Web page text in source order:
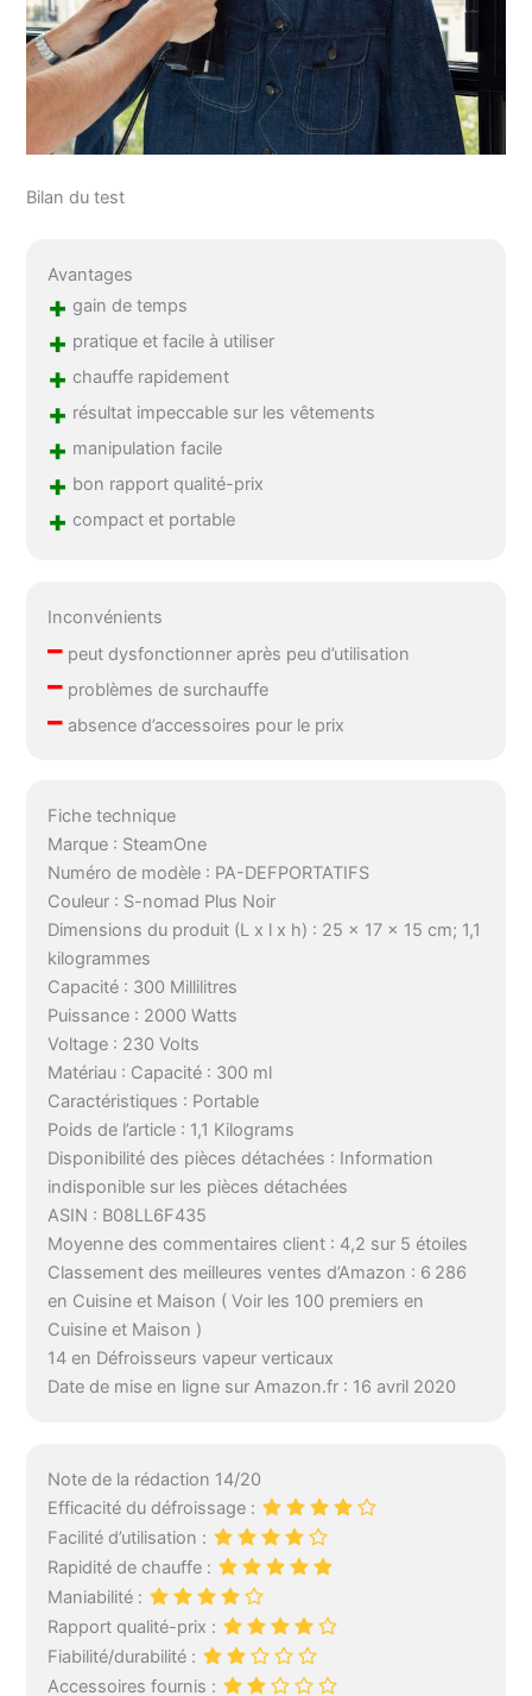
Bilan du test
Avantages
+ gain de temps
+ pratique et facile à utiliser
+ chauffe rapidement
+ résultat impeccable sur les vêtements
+ manipulation facile
+ bon rapport qualité-prix
+ compact et portable
Inconvénients
– peut dysfonctionner après peu d’utilisation
– problèmes de surchauffe
– absence d’accessoires pour le prix
Fiche technique
Marque : SteamOne
Numéro de modèle : PA-DEFPORTATIFS
Couleur : S-nomad Plus Noir
Dimensions du produit (L x l x h) : 25 x 17 x 15 cm; 1,1
kilogrammes
Capacité : 300 Millilitres
Puissance : 2000 Watts
Voltage : 230 Volts
Matériau : Capacité : 300 ml
Caractéristiques : Portable
Poids de l’article : 1,1 Kilograms
Disponibilité des pièces détachées : Information
indisponible sur les pièces détachées
ASIN : B08LL6F435
Moyenne des commentaires client : 4,2 sur 5 étoiles
Classement des meilleures ventes d’Amazon : 6 286
en Cuisine et Maison ( Voir les 100 premiers en
Cuisine et Maison )
14 en Défroisseurs vapeur verticaux
Date de mise en ligne sur Amazon.fr : 16 avril 2020
Note de la rédaction 14/20
Efficacité du défroissage :
Facilité d’utilisation :
Rapidité de chauffe :
Maniabilité :
Rapport qualité-prix :
Fiabilité/durabilité :
Accessoires fournis :